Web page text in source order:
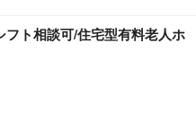
フト相談可/住宅型有料老人ホ